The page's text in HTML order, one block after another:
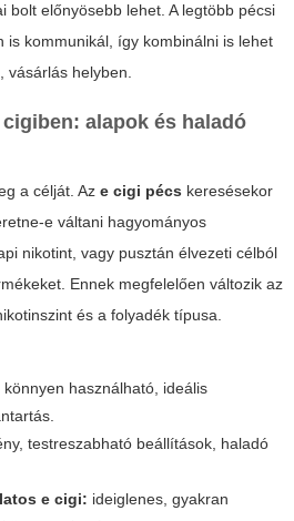
bolt előnyösebb lehet. A legtöbb pécsi
is kommunikál, így kombinálni is lehet
vásárlás helyben.
alapok és haladó
a célját. Az e cigi pécs keresésekor
e váltani hagyományos
nikotint, vagy pusztán élvezeti célból
Ennek megfelelően változik az
és a folyadék típusa.
könnyen használható, ideális
testreszabható beállítások, haladó
e cigi: ideiglenes, gyakran